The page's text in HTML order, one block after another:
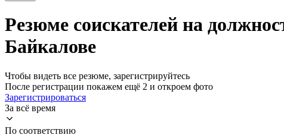
Резюме соискателей на
Байкалове
Чтобы видеть все резюме, зарегистрируйтесь
После регистрации покажем ещё 2 и откроем фото
Зарегистрироваться
За всё время
По соответствию